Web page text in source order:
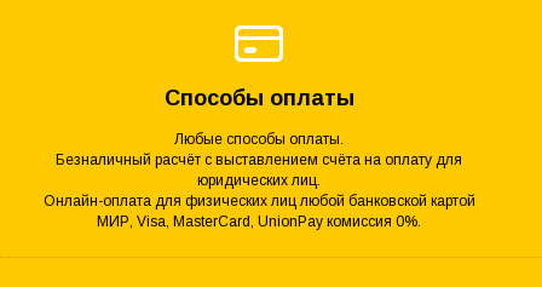
Способы оплаты
Любые способы оплаты.
Безналичный расчёт с выставлением счёта на оплату для
юридических лиц.
Онлайн-оплата для физических лиц любой банковской картой
МИР, Visa, MasterCard, UnionPay комиссия 0%.